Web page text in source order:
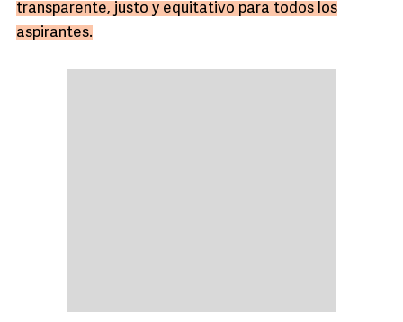
transparente, justo y equitativo para todos los
aspirantes.